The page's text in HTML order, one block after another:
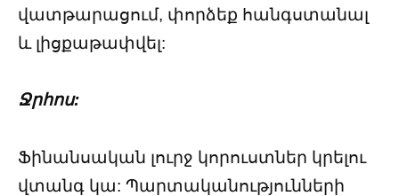
վատթարացում, փորձեք հանգստանալ
և լիցքաթափվել:
Ջրհոս:
Ֆինանսական լուրջ կորուստներ կրելու
վտանգ կա: Պարտականությունների